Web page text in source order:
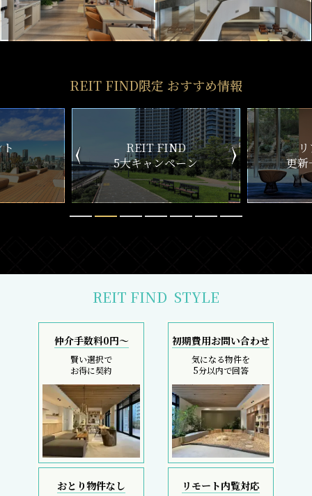
REIT FIND限定 おすすめ情報
ン
リアルタイム
更新一覧チェック
新
REIT FIND STYLE
仲介手数料0円～
賢い選択で
お得に契約
初期費用お問い合わせ
気になる物件を
5分以内で回答
おとり物件なし リモート内覧対応